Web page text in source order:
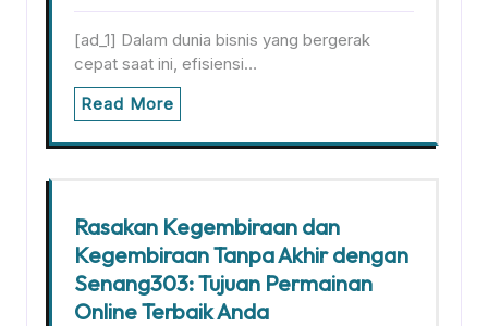
[ad_1] Dalam dunia bisnis yang bergerak
cepat saat ini, efisiensi…
Read More
Rasakan Kegembiraan dan
Kegembiraan Tanpa Akhir dengan
Senang303: Tujuan Permainan
Online Terbaik Anda